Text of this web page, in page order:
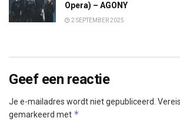
Opera) – AGONY
2 SEPTEMBER 2025
Geef een reactie
Je e-mailadres wordt niet gepubliceerd.
gemarkeerd met *